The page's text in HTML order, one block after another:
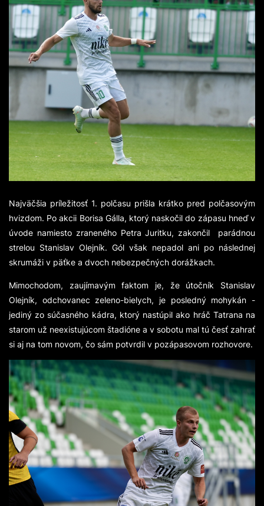
Najväčšia príležitosť 1. polčasu prišla krátko pred polčasovým
hvizdom. Po akcii Borisa Gálla, ktorý naskočil do zápasu hneď v
úvode namiesto zraneného Petra Juritku, zakončil parádnou
strelou Stanislav Olejník. Gól však nepadol ani po následnej
skrumáži v päťke a dvoch nebezpečných dorážkach.
Mimochodom, zaujímavým faktom je, že útočník Stanislav
Olejník, odchovanec zeleno-bielych, je posledný mohykán -
jediný zo súčasného kádra, ktorý nastúpil ako hráč Tatrana na
starom už neexistujúcom štadióne a v sobotu mal tú česť zahrať
si aj na tom novom, čo sám potvrdil v pozápasovom rozhovore.